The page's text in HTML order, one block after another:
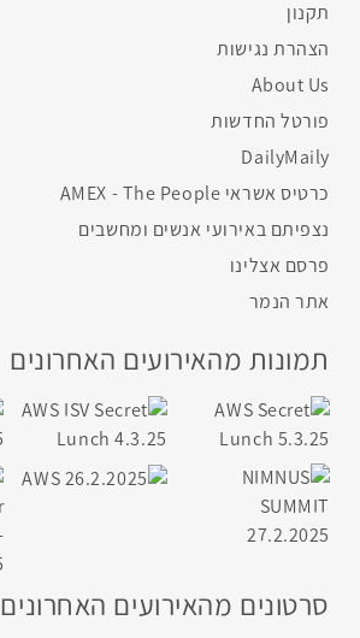
תקנון
הצהרת נגישות
About Us
פורטל החדשות
DailyMaily
כרטיס אשראי AMEX - The People
נצפיתם באירועי אנשים ומחשבים
פרסם אצלינו
אתר הנמר
תמונות מהאירועים האחרונים
סרטונים מהאירועים האחרונים